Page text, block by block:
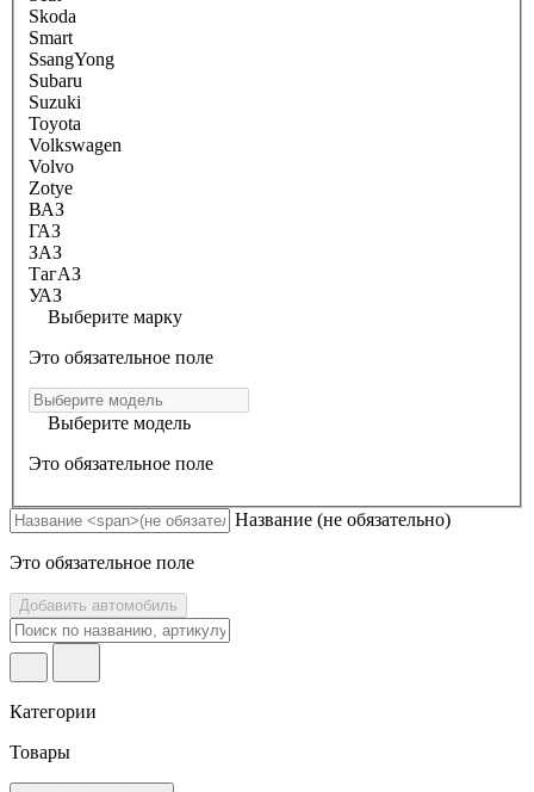
Skoda
Smart
SsangYong
Subaru
Suzuki
Toyota
Volkswagen
Volvo
Zotye
ВАЗ
ГАЗ
ЗАЗ
ТагАЗ
УАЗ
Выберите марку
Это обязательное поле
Выберите модель
Это обязательное поле
Название (не обязательно)
Это обязательное поле
Добавить автомобиль
Категории
Товары